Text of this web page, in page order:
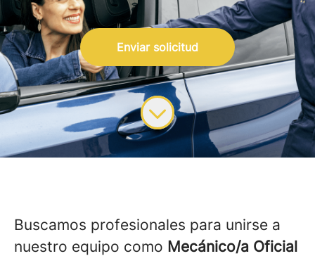
Enviar solicitud
Buscamos profesionales para unirse a
nuestro equipo como Mecánico/a Oficial